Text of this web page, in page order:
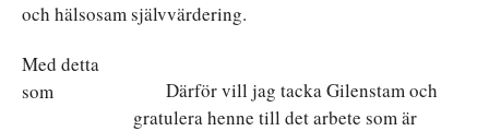
och hälsosam självvärdering.
Därför vill jag tacka Gilenstam och
gratulera henne till det arbete som är
Med detta
som